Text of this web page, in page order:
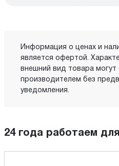
Информация о ценах и
является офертой.
внешний вид товара
производителем без
уведомления.
24 года работаем